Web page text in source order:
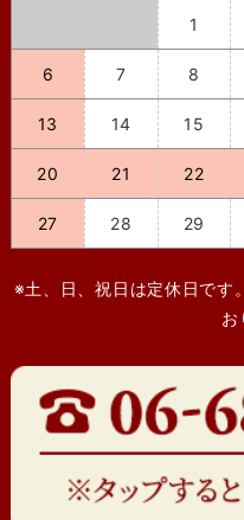
1
6 7 8
13 14 15
20 21 22
27 28 29
※土、日、祝日は定休日で
お